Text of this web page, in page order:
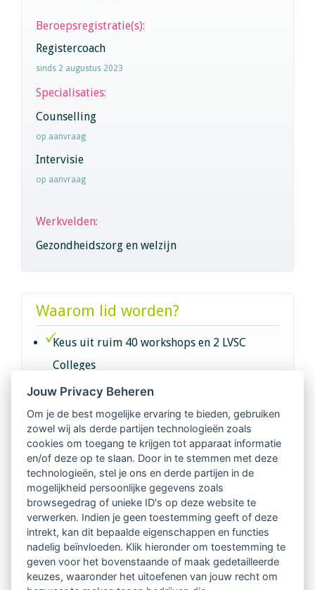
Beroepsregistratie(s):
Registercoach
sinds 2 augustus 2023
Specialisaties:
Counselling
op aanvraag
Intervisie
op aanvraag
Werkvelden:
Gezondheidszorg en welzijn
Waarom lid worden?
Keus uit ruim 40 workshops en 2 LVSC
Colleges
Intervisie met geregistreerde vakgenoten
Netwerk van 2100 professionals in 14
regio's
Vindbaar voor opdrachtgevers
Tijdschrift voor
Begeleidingskunde & kennisbank
Beroepsregistratie (LVSC keurmerk)
Jouw Privacy Beheren
Om je de best mogelijke ervaring te bieden, gebruiken
zowel wij als derde partijen technologieën zoals
cookies om toegang te krijgen tot apparaat informatie
en/of deze op te slaan. Door in te stemmen met deze
technologieën, stel je ons en derde partijen in de
mogelijkheid persoonlijke gegevens zoals
browsegedrag of unieke ID's op deze website te
verwerken. Indien je geen toestemming geeft of deze
intrekt, kan dit bepaalde eigenschappen en functies
nadelig beïnvloeden. Klik hieronder om toestemming te
geven voor het bovenstaande of maak gedetailleerde
keuzes, waaronder het uitoefenen van jouw recht om